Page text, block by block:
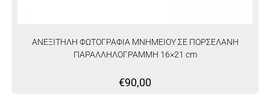
ΑΝΕΞΙΤΗΛΗ ΦΩΤΟΓΡΑΦΙΑ ΜΝΗΜΕΙΟΥ ΣΕ ΠΟΡΣΕΛΑΝΗ
ΠΑΡΑΛΛΗΛΟΓΡΑΜΜΗ 16×21 cm
€90,00